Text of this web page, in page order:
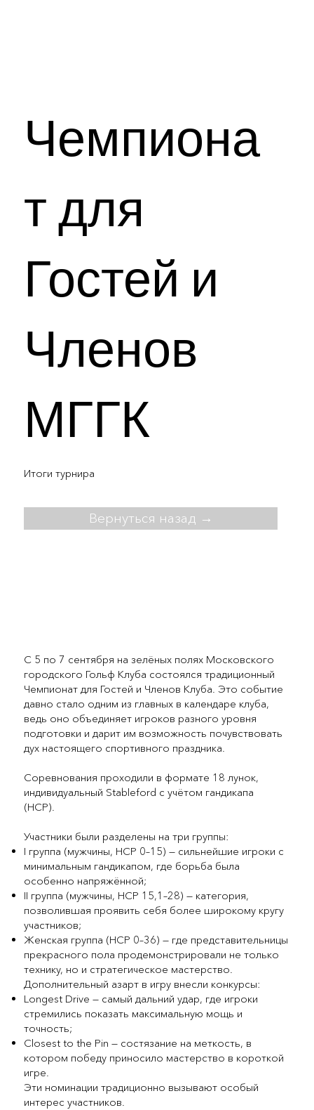
Чемпиона
т для
Гостей и
Членов
МГГК
Итоги турнира
Вернуться назад →
С 5 по 7 сентября на зелёных полях Московского
городского Гольф Клуба состоялся традиционный
Чемпионат для Гостей и Членов Клуба. Это событие
давно стало одним из главных в календаре клуба,
ведь оно объединяет игроков разного уровня
подготовки и дарит им возможность почувствовать
дух настоящего спортивного праздника.
Соревнования проходили в формате 18 лунок,
индивидуальный Stableford с учётом гандикапа
(HCP).
Участники были разделены на три группы:
I группа (мужчины, HCP 0–15) — сильнейшие игроки с
минимальным гандикапом, где борьба была
особенно напряжённой;
II группа (мужчины, HCP 15,1–28) — категория,
позволившая проявить себя более широкому кругу
участников;
Женская группа (HCP 0–36) — где представительницы
прекрасного пола продемонстрировали не только
технику, но и стратегическое мастерство.
Дополнительный азарт в игру внесли конкурсы:
Longest Drive — самый дальний удар, где игроки
стремились показать максимальную мощь и
точность;
Closest to the Pin — состязание на меткость, в
котором победу приносило мастерство в короткой
игре.
Эти номинации традиционно вызывают особый
интерес участников.